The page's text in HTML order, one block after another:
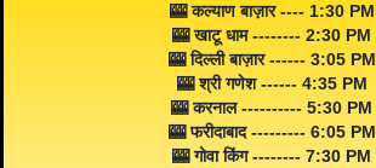
🎰 कल्याण बाज़ार ---- 1:30 PM
🎰 खाटू धाम -------- 2:30 PM
🎰 दिल्ली बाज़ार ------ 3:05 PM
🎰 श्री गणेश ------ 4:35 PM
🎰 करनाल ---------- 5:30 PM
🎰 फरीदाबाद --------- 6:05 PM
🎰 गोवा किंग -------- 7:30 PM